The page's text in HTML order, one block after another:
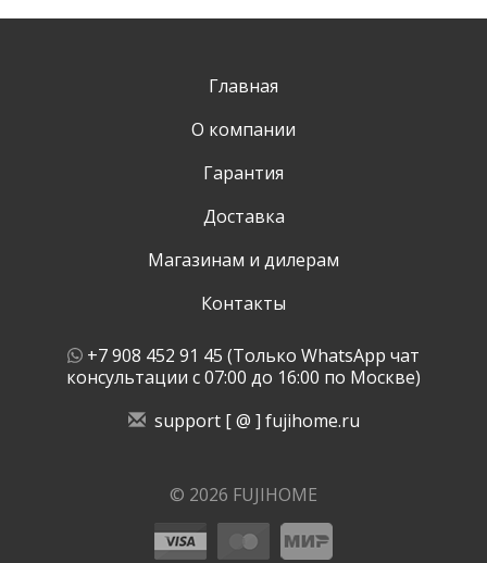
Главная
О компании
Гарантия
Доставка
Магазинам и дилерам
Контакты
+7 908 452 91 45 (Только WhatsApp чат
консультации с 07:00 до 16:00 по Москве)
support [ @ ] fujihome.ru
© 2026 FUJIHOME